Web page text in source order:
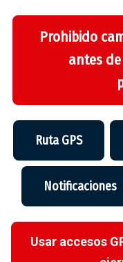
Prohibido
antes
Ruta GPS
Notificaciones
Usar accesos